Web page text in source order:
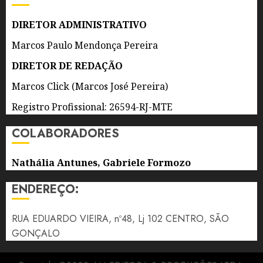
DIRETOR ADMINISTRATIVO
Marcos Paulo Mendonça Pereira
DIRETOR DE REDAÇÃO
Marcos Click (Marcos José Pereira)
Registro Profissional: 26594-RJ-MTE
COLABORADORES
Nathália Antunes, Gabriele Formozo
ENDEREÇO:
RUA EDUARDO VIEIRA, nº48, Lj 102 CENTRO, SÃO
GONÇALO